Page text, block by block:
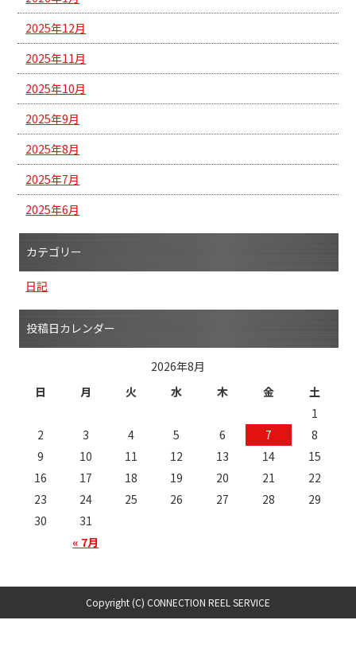
2025年12月
2025年11月
2025年10月
2025年9月
2025年8月
2025年7月
2025年6月
カテゴリー
日記
投稿日カレンダー
2026年8月
日
月 火 水 木 金 土
« 7月
1
2
3 4 5 6 7
8
9
10 11 12 13 14
15
16
17 18 19 20 21
22
23
24 25 26 27 28
29
30
31
Copyright (C) CONNECTION REEL SERVICE